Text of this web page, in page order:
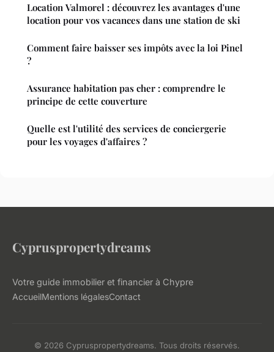
Location Valmorel : découvrez les avantages d'une
location pour vos vacances dans une station de ski
Comment faire baisser ses impôts avec la loi Pinel
?
Assurance habitation pas cher : comprendre le
principe de cette couverture
Quelle est l'utilité des services de conciergerie
pour les voyages d'affaires ?
Cypruspropertydreams
Votre guide immobilier et financier à Chypre
AccueilMentions légalesContact
© 2026 Cypruspropertydreams. Tous droits réservés.